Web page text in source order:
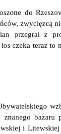
do
zwycięzcą
przegrał z
czeka teraz to
znanego bazaru
i